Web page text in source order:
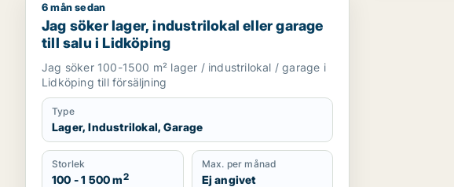
Jag söker lager, industrilokal eller garage till salu i Lidköping
6 mån sedan
Jag söker lager, industrilokal eller garage
till salu i Lidköping
Jag söker 100-1500 m² lager / industrilokal / garage i
Lidköping till försäljning
Type
Lager, Industrilokal, Garage
Storlek
100 - 1 500 m2
Max. per månad
Ej angivet